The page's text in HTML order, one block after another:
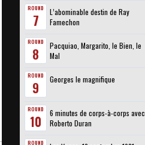
ROUND
7
L’abominable destin de Ray
Famechon
ROUND
8
Pacquiao, Margarito, le Bien, le
Mal
ROUND
9 Georges le magnifique
ROUND
10
6 minutes de corps-à-corps avec
Roberto Duran
ROUND